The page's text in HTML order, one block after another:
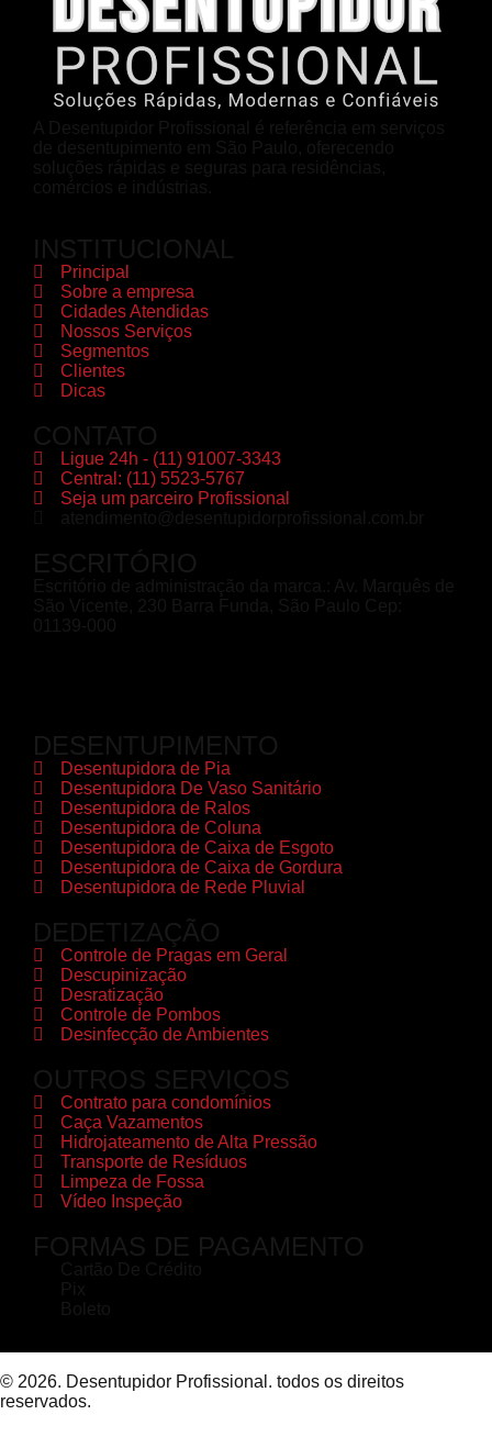
INSTITUCIONAL
Principal
Sobre a empresa
Cidades Atendidas
Nossos Serviços
Segmentos
Clientes
Dicas
CONTATO
Ligue 24h - (11) 91007-3343
Central: (11) 5523-5767
Seja um parceiro Profissional
ESCRITÓRIO
DESENTUPIMENTO
Desentupidora de Pia
Desentupidora De Vaso Sanitário
Desentupidora de Ralos
Desentupidora de Coluna
Desentupidora de Caixa de Esgoto
Desentupidora de Caixa de Gordura
Desentupidora de Rede Pluvial
DEDETIZAÇÃO
Controle de Pragas em Geral
Descupinização
Desratização
Controle de Pombos
Desinfecção de Ambientes
OUTROS SERVIÇOS
Contrato para condomínios
Caça Vazamentos
Hidrojateamento de Alta Pressão
Transporte de Resíduos
Limpeza de Fossa
Vídeo Inspeção
FORMAS DE PAGAMENTO
© 2026. Desentupidor Profissional. todos os direitos
reservados.